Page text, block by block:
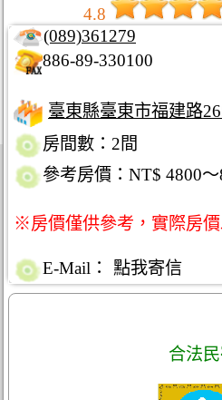
4.8
(089)361279
886-89-330100
臺東縣臺東市福建路
房間數：2間
參考房價：NT$ 4800～
※房價僅供參考，實際房
E-Mail： 點我寄信
合法